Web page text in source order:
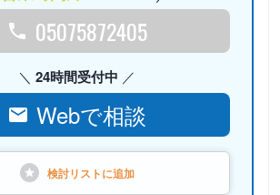
05075872405
24時間受付中
Webで相談
検討リストに追加